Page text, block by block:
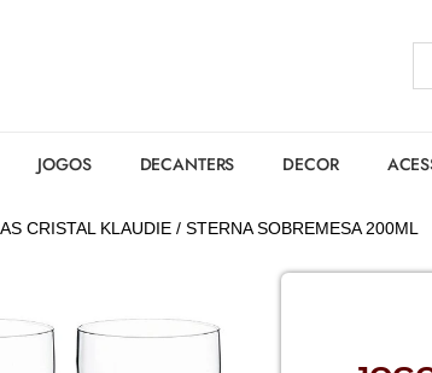
JOGOS DECANTERS DECOR
CRISTAL KLAUDIE / STERNA SOBREMESA 200ML